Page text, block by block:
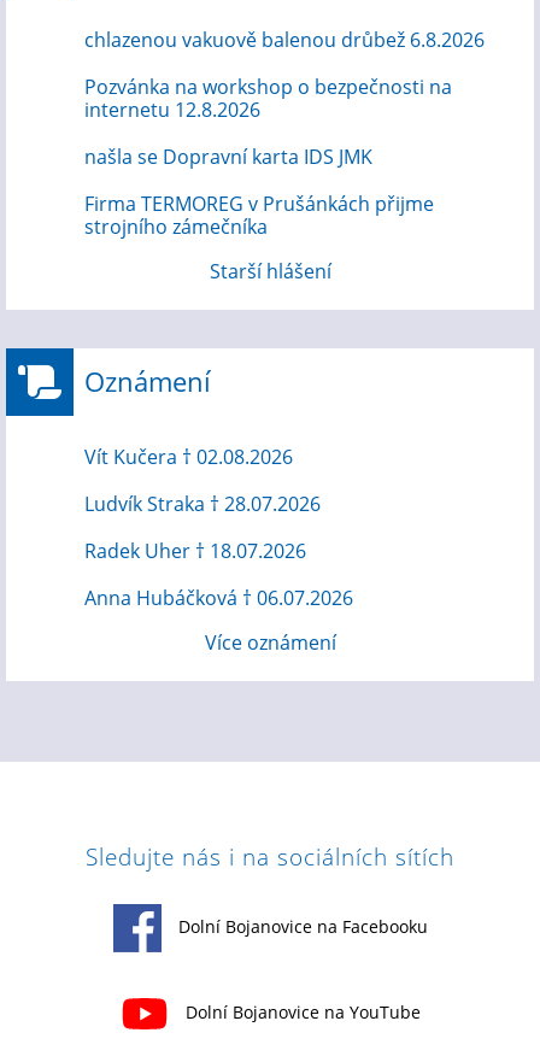
chlazenou vakuově balenou drůbež 6.8.2026
Pozvánka na workshop o bezpečnosti na
internetu 12.8.2026
našla se Dopravní karta IDS JMK
Firma TERMOREG v Prušánkách přijme
strojního zámečníka
Starší hlášení
Oznámení
Vít Kučera † 02.08.2026
Ludvík Straka † 28.07.2026
Radek Uher † 18.07.2026
Anna Hubáčková † 06.07.2026
Více oznámení
Sledujte nás i na sociálních sítích
Dolní Bojanovice na Facebooku
Dolní Bojanovice na YouTube